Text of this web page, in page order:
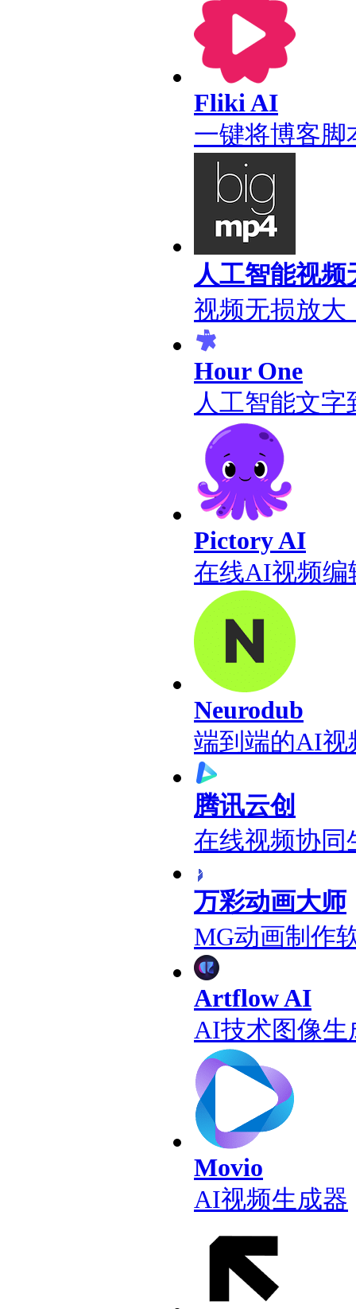
Fliki AI
一键将博客脚
人工智能视频
视频无损放大
Hour One
人工智能文
Pictory AI
在线AI视频编
Neurodub
端到端的AI视
腾讯云创
在线视频协同
万彩动画大师
MG动画制作
Artflow AI
AI技术图像生
Movio
AI视频生成器